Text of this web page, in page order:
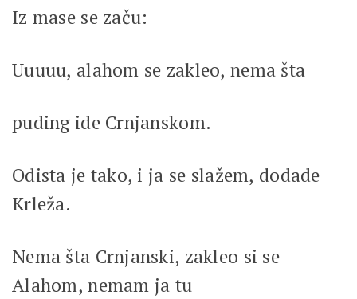
Iz mase se začu:
Uuuuu, alahom se zakleo, nema šta
puding ide Crnjanskom.
Odista je tako, i ja se slažem, dodade
Krleža.
Nema šta Crnjanski, zakleo si se
Alahom, nemam ja tu